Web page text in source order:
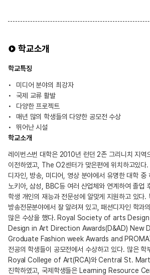
학교소개
학교특징
미디어 분야의 최강자
국제 교류 활발
다양한 프로젝트
매년 많의 학생들의 다양한 공모전 수상
뛰어난 시설
학교소개
레이번스번 대학은 2010년 런던 2존 그리니치 지역
이전하였고, The O2센터가 맞은편에 위치하고있다
디자인, 방송, 미디어, 영상 분야에서 유명한 대학 중
노키아, 삼성, BBC등 여러 산업체와 연계하여 졸업
학생 개인의 재능과 전문성에 알맞게 지원하고 있다.
방송전문분야에서 잘 알려져 있고, 패션디자인 학과
많은 수상을 했다. Royal Society of arts
Design in Art Direction Awards(D&AD) New
Groduate Fashion week Awards and
전공의 학생들이 공모전에서 수상하고 있다. 많은
Royal College of Art(RCA)와 Central St.
진학하였고, 국제학생들은 Learning Resource